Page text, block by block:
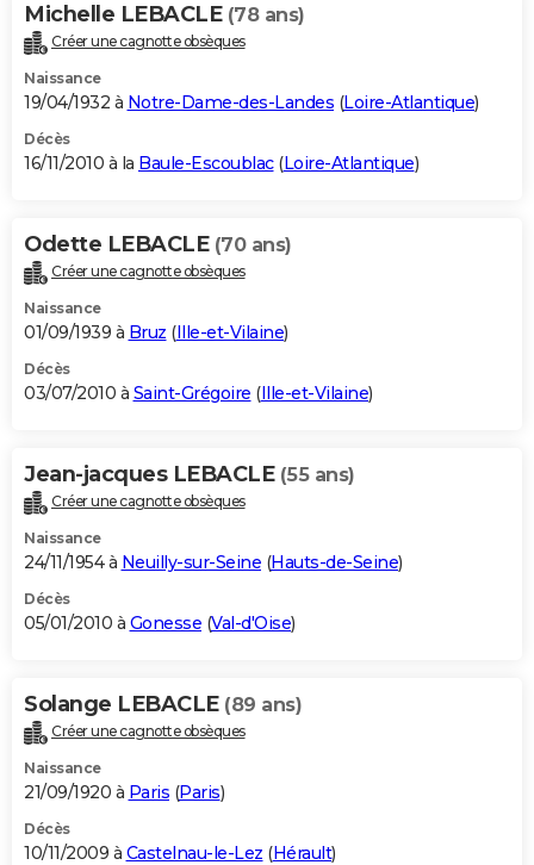
Michelle LEBACLE (78 ans)
Créer une cagnotte obsèques
Naissance
19/04/1932 à Notre-Dame-des-Landes (Loire-Atlantique)
Décès
16/11/2010 à la Baule-Escoublac(Loire-Atlantique)
Odette LEBACLE (70 ans)
Créer une cagnotte obsèques
Naissance
01/09/1939 à Bruz (Ille-et-Vilaine)
Décès
03/07/2010 à Saint-Grégoire (Ille-et-Vilaine)
Jean-jacques LEBACLE (55 ans)
Créer une cagnotte obsèques
Naissance
24/11/1954 à Neuilly-sur-Seine (Hauts-de-Seine)
Décès
05/01/2010 à Gonesse (Val-d'Oise)
Solange LEBACLE (89 ans)
Créer une cagnotte obsèques
Naissance
21/09/1920 à Paris (Paris)
Décès
10/11/2009 à Castelnau-le-Lez (Hérault)